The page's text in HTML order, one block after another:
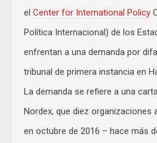
el Center for International Policy
Política Internacional) de los
enfrentan a una demanda por
tribunal de primera instancia en
La demanda se refiere a una
Nordex, que diez organizaciones
en octubre de 2016 – hace más